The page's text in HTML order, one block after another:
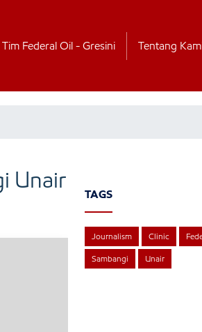
Tim Federal Oil - Gresini Tentang
Unair
TAGS
Journalism Clinic
Sambangi Unair